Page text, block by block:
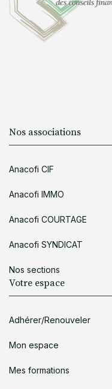
Nos associations
Anacofi CIF
Anacofi IMMO
Anacofi COURTAGE
Anacofi SYNDICAT
Nos sections
Votre espace
Adhérer/Renouveler
Mon espace
Mes formations